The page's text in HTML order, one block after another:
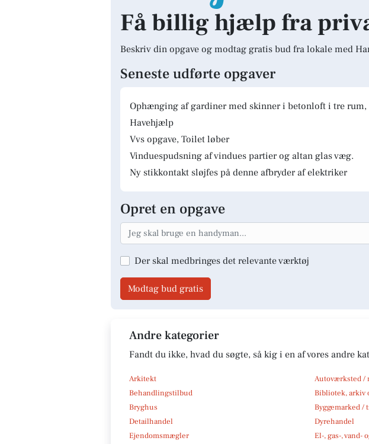
Få billig hjælp fra
Beskriv din opgave og modtag gratis bud fra lokale med
Seneste udførte opgaver
Ophænging af gardiner med skinner i betonloft i tre
Havehjælp
Vvs opgave, Toilet løber
Vinduespudsning af vindues partier og altan glas væg.
Ny stikkontakt sløjfes på denne afbryder af elektriker
Opret en opgave
Der skal medbringes det relevante værktøj
Modtag bud gratis
Andre kategorier
Fandt du ikke, hvad du søgte, så kig i en af vores andre
Arkitekt Autoværksted /
Behandlingstilbud
Bibliotek, arkiv
Bryghus
Byggemarked /
Detailhandel
Dyrehandel
Ejendomsmægler
El-, gas-, vand-